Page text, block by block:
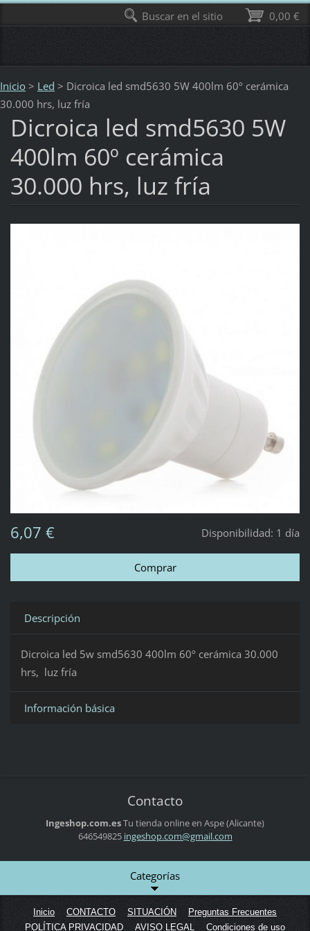
Inicio > Led > Dicroica led smd5630 5W 400lm 60º cerámica
30.000 hrs, luz fría
Dicroica led smd5630 5W
400lm 60º cerámica
30.000 hrs, luz fría
Disponibilidad: 1 día
6,07 €
Descripción
Dicroica led 5w smd5630 400lm 60º cerámica 30.000
hrs, luz fría
Información básica
Contacto
Ingeshop.com.esTu tienda online en Aspe (Alicante)
646549825 ingeshop.com@gmail.com
Categorías
Inicio CONTACTO SITUACIÓN
Preguntas Frecuentes
POLÍTICA PRIVACIDAD
AVISO LEGAL Condiciones de uso
0,00 €
Buscar en el sitio